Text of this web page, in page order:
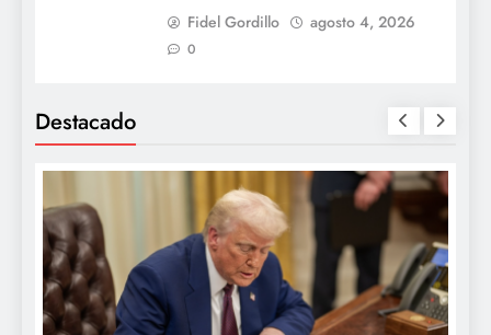
Fidel Gordillo agosto 4, 2026
0
Destacado